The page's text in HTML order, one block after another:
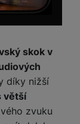
skok v
díky nižší
větší
zvuku